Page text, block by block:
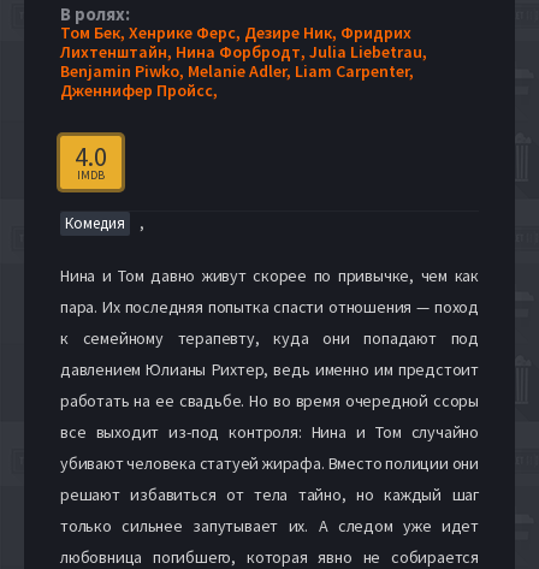
В ролях:
Том Бек, Хенрике Ферс, Дезире Ник, Фридрих
Лихтенштайн, Нина Форбродт, Julia Liebetrau,
Benjamin Piwko, Melanie Adler, Liam Carpenter,
Дженнифер Пройсс,
4.0
IMDB
Комедия ,
Нина и Том давно живут скорее по привычке, чем как
пара. Их последняя попытка спасти отношения — поход
к семейному терапевту, куда они попадают под
давлением Юлианы Рихтер, ведь именно им предстоит
работать на ее свадьбе. Но во время очередной ссоры
все выходит из-под контроля: Нина и Том случайно
убивают человека статуей жирафа. Вместо полиции они
решают избавиться от тела тайно, но каждый шаг
только сильнее запутывает их. А следом уже идет
любовница погибшего, которая явно не собирается